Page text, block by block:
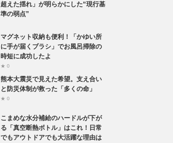
超えた揺れ」が明らかにした“現行基
準の弱点”
マグネット収納も便利！「かゆい所
に手が届くブラシ」でお風呂掃除の
時短に成功したよ
★ 0
熊本大震災で見えた希望。支え合い
と防災体制が救った「多くの命」
★ 0
こまめな水分補給のハードルが下が
る「真空断熱ボトル」はこれ！日常
でもアウトドアでも大活躍な理由は